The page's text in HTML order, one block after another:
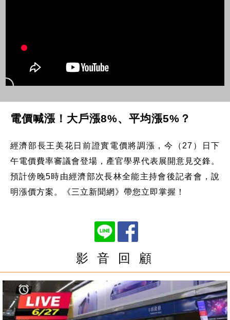
電價喊漲！大戶漲8%、平均漲5%？
經濟部長王美花日前證實電價將調漲，今（27）日下
午電價費率審議會登場，產官學界代表展開意見交鋒。
預計傍晚5時由經濟部次長林全能主持會後記者會，說
明漲價方案。《三立新聞網》帶您立即掌握！
影 音 回 顧